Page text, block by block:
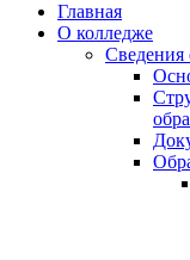
Главная
О колледже